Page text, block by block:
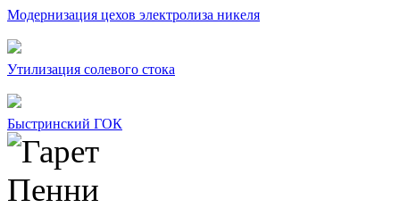
Модернизация цехов электролиза никеля
Утилизация солевого стока
Быстринский ГОК